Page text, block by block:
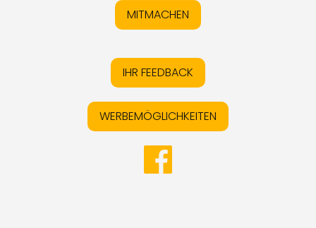
MITMACHEN
IHR FEEDBACK
WERBEMÖGLICHKEITEN